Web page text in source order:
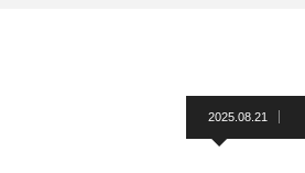
2025.08.21